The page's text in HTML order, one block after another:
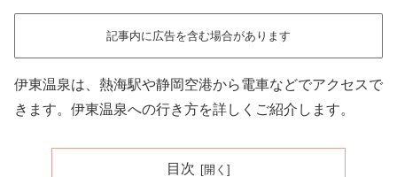
記事内に広告を含む場合があります
伊東温泉は、熱海駅や静岡空港から電車などでアクセスで
きます。伊東温泉への行き方を詳しくご紹介します。
目次